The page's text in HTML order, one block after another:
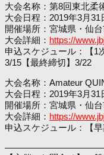
大会名称：第8回東北柔
大会日程：2019年3月31
開催場所：宮城県・仙
大会詳細： https://
申込スケジュール：【1
3/15【最終締切】3/22
大会名称：Amateur
大会日程：2019年3月31
開催場所：宮城県・仙
大会詳細： https://
申込スケジュール：【